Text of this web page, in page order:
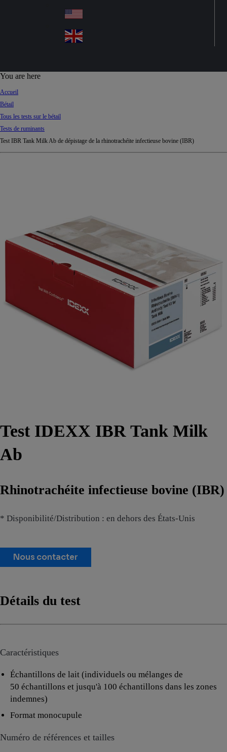
d
erl
an
d
wa
n
A
d
You are here
Accueil
Bétail
Tous les tests sur le bétail
Tests de ruminants
Test IBR Tank Milk Ab de dépistage de la rhinotrachéite infectieuse bovine (IBR)
Test IDEXX IBR Tank Milk
Ab
Rhinotrachéite infectieuse bovine (IBR)
* Disponibilité/Distribution : en dehors des États-Unis
Nous contacter
Détails du test
Caractéristiques
Échantillons de lait (individuels ou mélanges de
50 échantillons et jusqu'à 100 échantillons dans les zones
indemnes)
Format monocupule
Numéro de références et tailles